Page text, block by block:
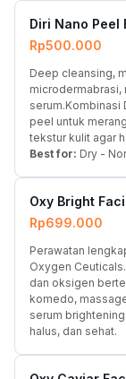
Diri Nano Peel
Rp500.000
Deep cleansing,
microdermabrasi,
serum.Kombinasi
peel untuk
tekstur kulit agar
Best for: Dry -
Oxy Bright
Rp699.000
Perawatan
Oxygen
dan oksigen
komedo,
serum
halus, dan sehat.